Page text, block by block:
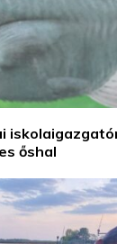
őshal